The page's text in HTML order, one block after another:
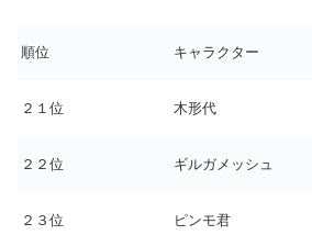
順位 キャラクター
２１位 木形代
２２位 ギルガメッシュ
２３位 ピンモ君